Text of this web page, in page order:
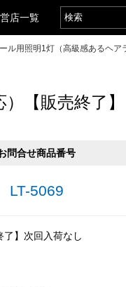
店一覧
ル用照明1灯（高級感あるヘア
【販売終了】
問合せ商品番号
LT-5069
了】次回入荷なし